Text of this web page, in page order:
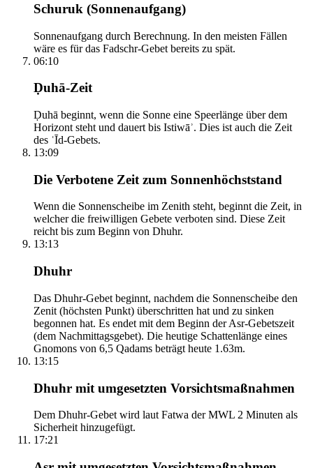
Schuruk (Sonnenaufgang)
Sonnenaufgang durch Berechnung. In den meisten Fällen
wäre es für das Fadschr-Gebet bereits zu spät.
06:10
Ḍuhā-Zeit
Ḍuhā beginnt, wenn die Sonne eine Speerlänge über dem
Horizont steht und dauert bis Istiwāʾ. Dies ist auch die Zeit
des ʿĪd-Gebets.
13:09
Die Verbotene Zeit zum Sonnenhöchststand
Wenn die Sonnenscheibe im Zenith steht, beginnt die Zeit, in
welcher die freiwilligen Gebete verboten sind. Diese Zeit
reicht bis zum Beginn von Dhuhr.
13:13
Dhuhr
Das Dhuhr-Gebet beginnt, nachdem die Sonnenscheibe den
Zenit (höchsten Punkt) überschritten hat und zu sinken
begonnen hat. Es endet mit dem Beginn der Asr-Gebetszeit
(dem Nachmittagsgebet). Die heutige Schattenlänge eines
Gnomons von 6,5 Qadams beträgt heute 1.63m.
13:15
Dhuhr mit umgesetzten Vorsichtsmaßnahmen
Dem Dhuhr-Gebet wird laut Fatwa der MWL 2 Minuten als
Sicherheit hinzugefügt.
17:21